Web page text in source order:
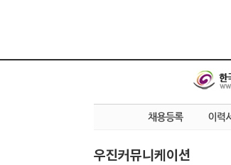
우진커뮤니케이션